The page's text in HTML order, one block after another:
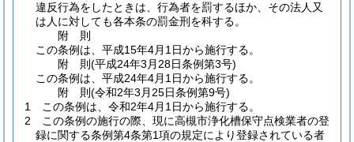
違反行為をしたときは、行為者を罰するほか、その法人又
は人に対しても各本条の罰金刑を科する。
附 則
この条例は、平成15年4月1日から施行する。
附 則(平成24年3月28日条例第3号)
この条例は、平成24年4月1日から施行する。
附 則(令和2年3月25日条例第9号)
1
この条例は、令和2年4月1日から施行する。
2
この条例の施行の際、現に高槻市浄化槽保守点検業者の登
録に関する条例第4条第1項の規定により登録されている者